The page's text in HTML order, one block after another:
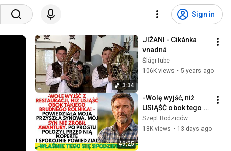
Sign in
3:34
JIŽANI - Cikánka
vnadná
ŠlágrTube
106K views • 5 years ago
49:25
-Wolę wyjść, niż
USIĄŚĆ obok tego
rolnika! —
powiedziała
Szept Rodziców
18K views • 13 days ago